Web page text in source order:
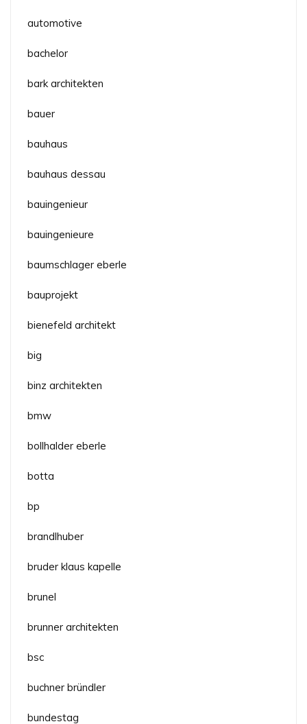
automotive
bachelor
bark architekten
bauer
bauhaus
bauhaus dessau
bauingenieur
bauingenieure
baumschlager eberle
bauprojekt
bienefeld architekt
big
binz architekten
bmw
bollhalder eberle
botta
bp
brandlhuber
bruder klaus kapelle
brunel
brunner architekten
bsc
buchner bründler
bundestag